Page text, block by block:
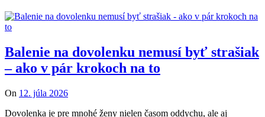
Balenie na dovolenku nemusí byť strašiak
– ako v pár krokoch na to
On 12. júla 2026
Dovolenka je pre mnohé ženy nielen časom oddychu, ale aj